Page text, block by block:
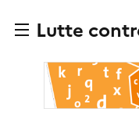
Lutte